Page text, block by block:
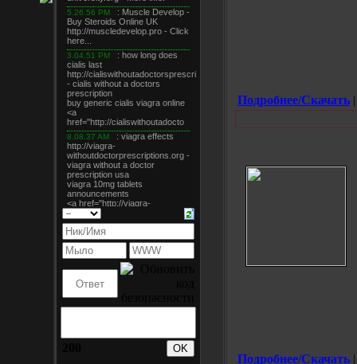
Подробнее/Скачать
Подробнее/Скачать